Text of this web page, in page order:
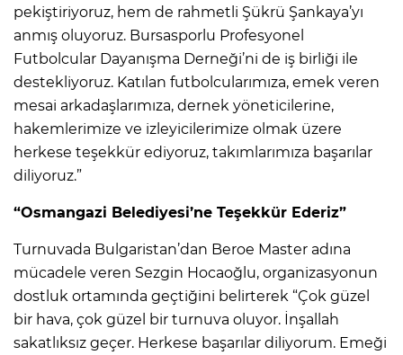
pekiştiriyoruz, hem de rahmetli Şükrü Şankaya’yı
anmış oluyoruz. Bursasporlu Profesyonel
Futbolcular Dayanışma Derneği’ni de iş birliği ile
destekliyoruz. Katılan futbolcularımıza, emek veren
mesai arkadaşlarımıza, dernek yöneticilerine,
hakemlerimize ve izleyicilerimize olmak üzere
herkese teşekkür ediyoruz, takımlarımıza başarılar
diliyoruz.”
“Osmangazi Belediyesi’ne Teşekkür Ederiz”
Turnuvada Bulgaristan’dan Beroe Master adına
mücadele veren Sezgin Hocaoğlu, organizasyonun
dostluk ortamında geçtiğini belirterek “Çok güzel
bir hava, çok güzel bir turnuva oluyor. İnşallah
sakatlıksız geçer. Herkese başarılar diliyorum. Emeği